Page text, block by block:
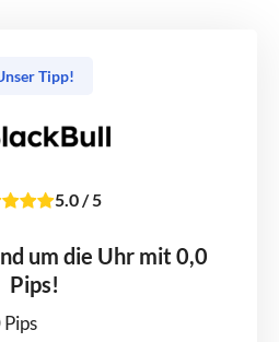
Tipp!
5.0/5
um die Uhr mit 0,0
Pips!